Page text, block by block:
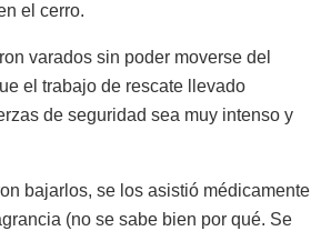
el cerro.
varados sin poder moverse del
el trabajo de rescate llevado
de seguridad sea muy intenso y
bajarlos, se los asistió médicamente
(no se sabe bien por qué. Se